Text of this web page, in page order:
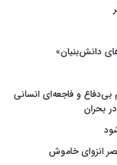
دانش‌بنیان»
بی‌دفاع و فاجعه‌ای انسانی
بحران
انزوای خاموش